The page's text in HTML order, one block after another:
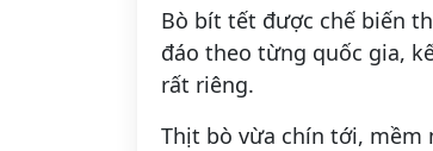
Bò bít tết được chế biến
đáo theo từng quốc gia,
rất riêng.
Thịt bò vừa chín tới, mềm